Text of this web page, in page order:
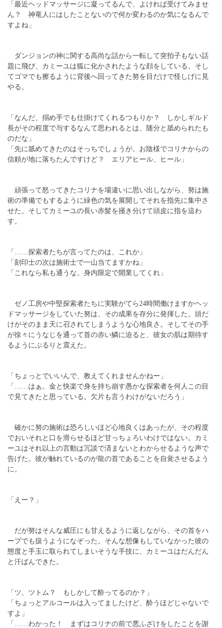
「最近ヘッドマッサージに凝ってるんで、よければ受けてみませ
ん？ 神竜人にはしたことないので何か変わるのか気になるんで
すよね」
ダンジョンの神に関する高尚な話から一転して突拍子もない話
題に飛び、カミーユは狐に化かされたような顔をしている。そし
てゴマでも擦るように背後へ回ってきた努を目だけで怪しげに見
やる。
「なんだ、搦め手でも仕掛けてくれるつもりか？ しかしギルド
長がその程度で与するなんて思われるとは、随分と舐められたも
のだな」
「先に舐めてきたのはそっちでしょうが。お陰様でコリナからの
信頼が地に落ちたんですけど？ エリアヒール、ヒール」
頑張って怒ってきたコリナを場違いに思い出しながら、努は施
術の準備でもするように緑色の気を展開してそれを指先に集中さ
せた。そしてカミーユの長い赤髪を掻き分けて頭皮に指を這わ
す。
「……探索者たちが言ってたのは、これか」
「刻印士の次は施術士で一山当てますかね」
「これなら私も通うな。身内限定で開業してくれ」
ゼノ工房や中堅探索者たちに実験がてら24時間働けますかヘッ
ドマッサージをしていた努は、その成果を存分に発揮した。頭だ
けがそのまま天に召されてしまうような心地良さ。そしてその手
が徐々にうなじを通って首の赤い鱗に迫ると、彼女の肌は期待す
るようにぶるりと震えた。
「ちょっとでいいんで、教えてくれませんかねー」
「……はぁ。金と快楽で身を持ち崩す愚かな探索者を何人この目
で見てきたと思っている。欠片も言うわけがないだろう」
確かに努の施術は恐ろしいほど心地良くはあったが、その程度
でおいそれと口を滑らせるほど甘っちょろいわけではない。カミ
ーユはそれ以上の言動は冗談で済まないとわからせるような声で
告げた。彼が触れているのが龍の首であることを自覚させるよう
に。
「えー？」
だが努はそんな威圧にも甘えるように返しながら、その首をハ
ープでも扱うようになぞった。そんな想像もしていなかった彼の
態度と手玉に取られてしまいそうな手技に、カミーユはだんだん
と汗ばんできた。
「ツ、ツトム？ もしかして酔ってるのか？」
「ちょっとアルコールは入ってましたけど、酔うほどじゃないで
すよ」
「……わかった！ まずはコリナの前で悪ふざけをしたことを謝